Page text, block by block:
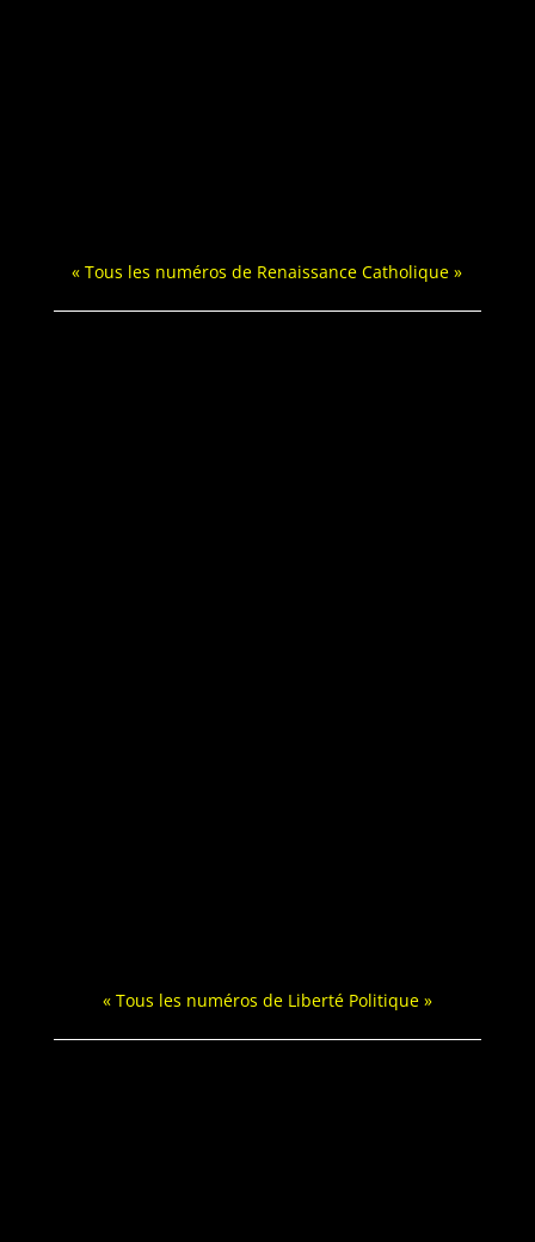
« Tous les numéros de Renais­sance Catholique »
« Tous les numéros de Lib­erté Politique »